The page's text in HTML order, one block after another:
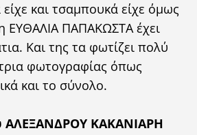
και τσαμπουκά είχε όμως
ΕΥΘΑΛΙΑ ΠΑΠΑΚΩΣΤΑ έχει
Και της τα φωτίζει πολύ
φωτογραφίας όπως
και το σύνολο.
ΚΑΚΑΝΙΑΡΗ